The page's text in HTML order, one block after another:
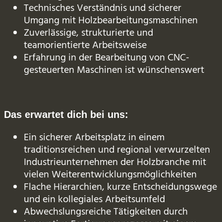
Technisches Verständnis und sicherer
Umgang mit Holzbearbeitungsmaschinen
Zuverlässige, strukturierte und
teamorientierte Arbeitsweise
Erfahrung in der Bearbeitung von CNC-
gesteuerten Maschinen ist wünschenswert
Das erwartet dich bei uns:
Ein sicherer Arbeitsplatz in einem
traditionsreichen und regional verwurzelten
Industrieunternehmen der Holzbranche mit
vielen Weiterentwicklungsmöglichkeiten
Flache Hierarchien, kurze Entscheidungswege
und ein kollegiales Arbeitsumfeld
Abwechslungsreiche Tätigkeiten durch